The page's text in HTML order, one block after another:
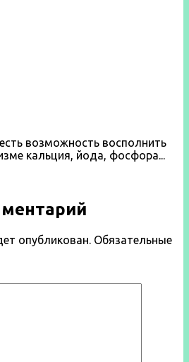
возможность восполнить
кальция, йода, фосфора...
опубликован. Обязательные